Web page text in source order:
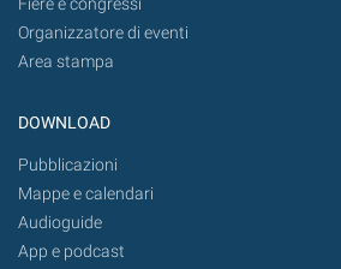
Fiere e congressi
Organizzatore di eventi
Area stampa
DOWNLOAD
Pubblicazioni
Mappe e calendari
Audioguide
App e podcast